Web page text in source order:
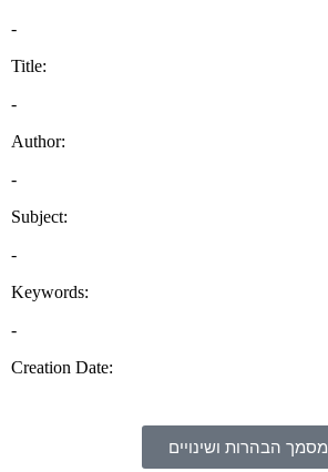
מסמך הבהרות ושינויים